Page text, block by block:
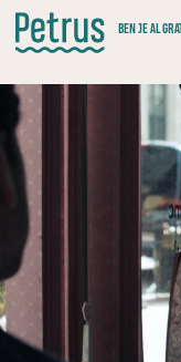
Doorgaan
naar
hoofdinhoud
BEN JE AL